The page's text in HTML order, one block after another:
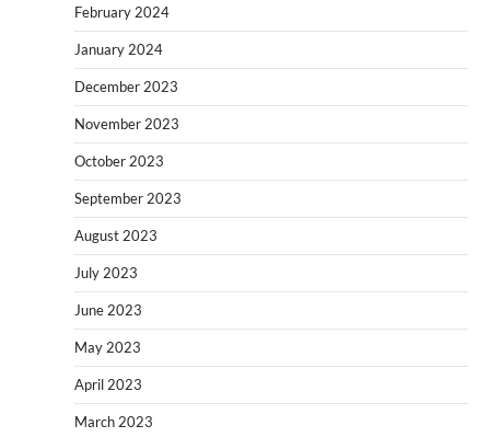
February 2024
January 2024
December 2023
November 2023
October 2023
September 2023
August 2023
July 2023
June 2023
May 2023
April 2023
March 2023